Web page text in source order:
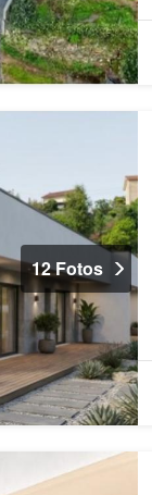
12 Fotos